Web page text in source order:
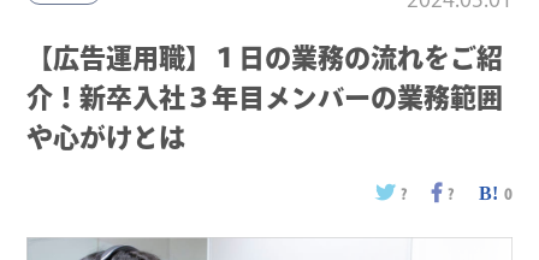
【広告運用職】１日の業務の流れをご紹
介！新卒入社３年目メンバーの業務範囲
や心がけとは
? ? 0